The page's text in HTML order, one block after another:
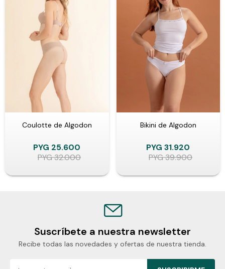
Coulotte de Algodon
PYG 25.600
PYG32.000
Bikini de Algodon
PYG 31.920
PYG39.900
Suscríbete a nuestra newsletter
Recibe todas las novedades y ofertas de nuestra tienda.